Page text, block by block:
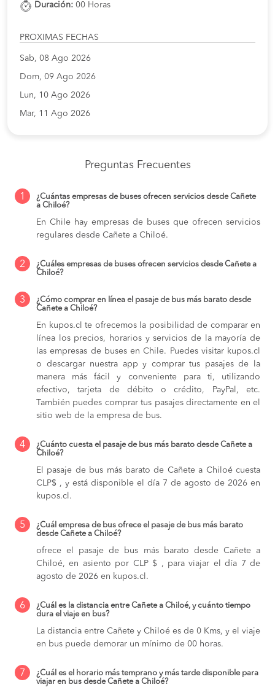
Duración: 00 Horas
PROXIMAS FECHAS
Sab, 08 Ago 2026
Dom, 09 Ago 2026
Lun, 10 Ago 2026
Mar, 11 Ago 2026
Preguntas Frecuentes
1
¿Cuántas empresas de buses ofrecen servicios desde Cañete
a Chiloé?
En Chile hay empresas de buses que ofrecen servicios
regulares desde Cañete a Chiloé.
2
¿Cuáles empresas de buses ofrecen servicios desde Cañete a
Chiloé?
3
¿Cómo comprar en línea el pasaje de bus más barato desde
Cañete a Chiloé?
En kupos.cl te ofrecemos la posibilidad de comparar en
línea los precios, horarios y servicios de la mayoría de
las empresas de buses en Chile. Puedes visitar kupos.cl
o descargar nuestra app y comprar tus pasajes de la
manera más fácil y conveniente para ti, utilizando
efectivo, tarjeta de débito o crédito, PayPal, etc.
También puedes comprar tus pasajes directamente en el
sitio web de la empresa de bus.
4
¿Cuánto cuesta el pasaje de bus más barato desde Cañete a
Chiloé?
El pasaje de bus más barato de Cañete a Chiloé cuesta
CLP$ , y está disponible el día 7 de agosto de 2026 en
kupos.cl.
5
¿Cuál empresa de bus ofrece el pasaje de bus más barato
desde Cañete a Chiloé?
ofrece el pasaje de bus más barato desde Cañete a
Chiloé, en asiento por CLP $ , para viajar el día 7 de
agosto de 2026 en kupos.cl.
6
¿Cuál es la distancia entre Cañete a Chiloé, y cuánto tiempo
dura el viaje en bus?
La distancia entre Cañete y Chiloé es de 0 Kms, y el viaje
en bus puede demorar un mínimo de 00 horas.
7
¿Cuál es el horario más temprano y más tarde disponible para
viajar en bus desde Cañete a Chiloé?